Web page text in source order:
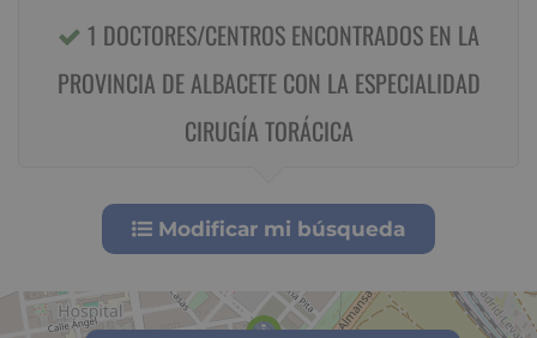
1 DOCTORES/CENTROS ENCONTRADOS EN LA
PROVINCIA DE ALBACETE CON LA ESPECIALIDAD
CIRUGÍA TORÁCICA
Modificar mi búsqueda